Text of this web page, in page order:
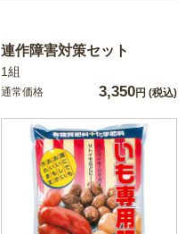
連作障害対策セット
1組
通常価格 3,350円 (税込)